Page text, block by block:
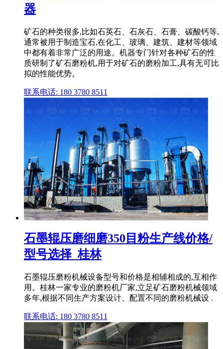
器
矿石的种类很多,比如石英石、石灰石、石膏、碳酸钙等,
通常被用于制造宝石,在化工、玻璃、建筑、建材等领域
中都有着非常广泛的用途。机器专门针对各种矿石的性
质研制了矿石磨粉机,用于对矿石的磨粉加工,具有无可比
拟的性能优势。
联系电话: 180 3780 8511
石墨辊压磨细磨350目粉生产线价格/
型号选择_桂林
石墨辊压磨粉机械设备型号和价格是相辅相成的,互相作
用。桂林一家专业的磨粉机厂家,立足矿石磨粉机械领域
多年,根据不同生产方案设计、配置不同的磨粉机械设 .
联系电话: 180 3780 8511